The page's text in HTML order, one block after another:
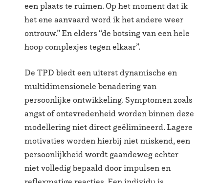
een plaats te ruimen. Op het moment dat ik
het ene aanvaard word ik het andere weer
ontrouw.” En elders “de botsing van een hele
hoop complexjes tegen elkaar”.
De TPD biedt een uiterst dynamische en
multidimensionele benadering van
persoonlijke ontwikkeling. Symptomen zoals
angst of ontevredenheid worden binnen deze
modellering niet direct geëlimineerd. Lagere
motivaties worden hierbij niet miskend, een
persoonlijkheid wordt gaandeweg echter
niet volledig bepaald door impulsen en